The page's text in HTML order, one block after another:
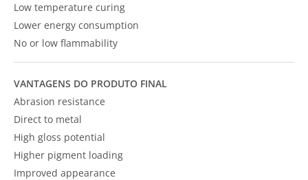
Low temperature curing
Lower energy consumption
No or low flammability
VANTAGENS DO PRODUTO FINAL
Abrasion resistance
Direct to metal
High gloss potential
Higher pigment loading
Improved appearance